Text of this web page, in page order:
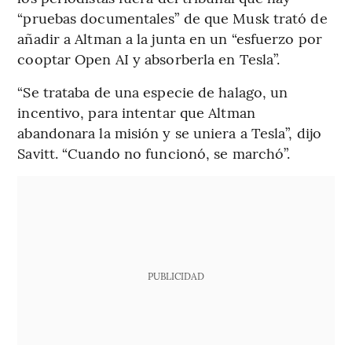
“pruebas documentales” de que Musk trató de
añadir a Altman a la junta en un “esfuerzo por
cooptar Open AI y absorberla en Tesla”.
“Se trataba de una especie de halago, un
incentivo, para intentar que Altman
abandonara la misión y se uniera a Tesla”, dijo
Savitt. “Cuando no funcionó, se marchó”.
PUBLICIDAD